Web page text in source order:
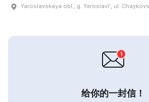
Yaroslavskaya obl., g. Yaroslavlʹ, ul.
给你的一封信！